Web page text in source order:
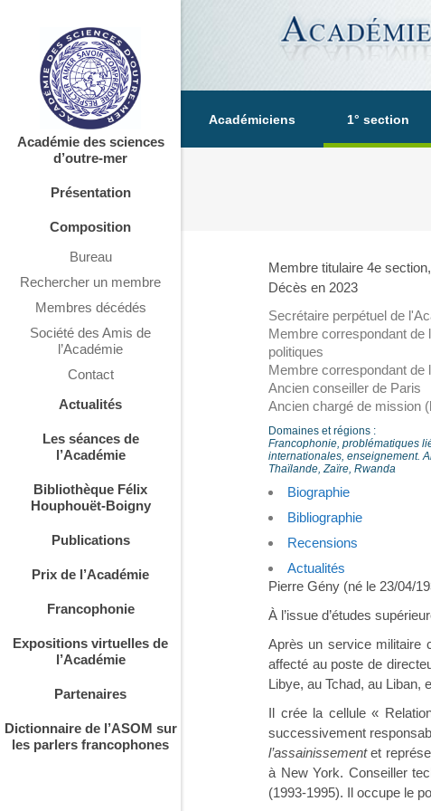
Académiciens 1° section
Académie des sciences
d’outre-mer
Présentation
Composition
Bureau
Rechercher un membre
Membres décédés
Société des Amis de
l’Académie
Contact
Actualités
Les séances de
l’Académie
Bibliothèque Félix
Houphouët-Boigny
Publications
Prix de l’Académie
Francophonie
Expositions virtuelles de
l’Académie
Partenaires
Dictionnaire de l’ASOM sur
les parlers francophones
Membre titulaire 4e section,
Décès en 2023
Secrétaire perpétuel de
Membre correspondant
politiques
Membre correspondant de
Ancien conseiller de Paris
Ancien chargé de mission
Domaines et régions :
Francophonie, problématiques
internationales, enseignement.
Thaïlande, Zaïre, Rwanda
Biographie
Bibliographie
Recensions
Actualités
Pierre Gény (né le 23/04/
À l’issue d’études
Après un service militaire
affecté au poste de
Libye, au Tchad, au Liban,
Il crée la cellule «
successivement
l’assainissementet
à New York. Conseiller
(1993-1995). Il occupe le